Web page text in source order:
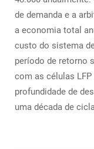
de demanda e a
a economia total
custo do sistema
período de retorno
com as células
profundidade de
uma década de